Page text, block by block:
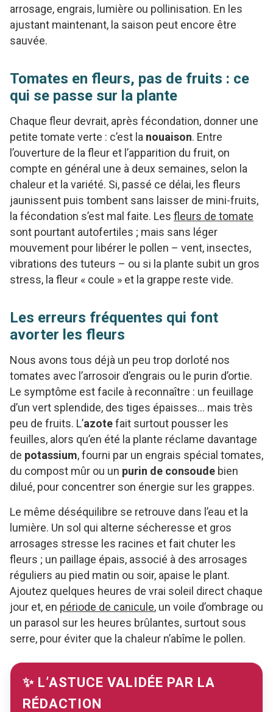
arrosage, engrais, lumière ou pollinisation. En les
ajustant maintenant, la saison peut encore être
sauvée.
Tomates en fleurs, pas de fruits : ce
qui se passe sur la plante
Chaque fleur devrait, après fécondation, donner une
petite tomate verte : c’est la nouaison. Entre
l’ouverture de la fleur et l’apparition du fruit, on
compte en général une à deux semaines, selon la
chaleur et la variété. Si, passé ce délai, les fleurs
jaunissent puis tombent sans laisser de mini-fruits,
la fécondation s’est mal faite. Les fleurs de tomate
sont pourtant autofertiles ; mais sans léger
mouvement pour libérer le pollen – vent, insectes,
vibrations des tuteurs – ou si la plante subit un gros
stress, la fleur « coule » et la grappe reste vide.
Les erreurs fréquentes qui font
avorter les fleurs
Nous avons tous déjà un peu trop dorloté nos
tomates avec l’arrosoir d’engrais ou le purin d’ortie.
Le symptôme est facile à reconnaître : un feuillage
d’un vert splendide, des tiges épaisses… mais très
peu de fruits. L’azotefait surtout pousser les
feuilles, alors qu’en été la plante réclame davantage
de potassium, fourni par un engrais spécial tomates,
du compost mûr ou un purin de consoude bien
dilué, pour concentrer son énergie sur les grappes.
Le même déséquilibre se retrouve dans l’eau et la
lumière. Un sol qui alterne sécheresse et gros
arrosages stresse les racines et fait chuter les
fleurs ; un paillage épais, associé à des arrosages
réguliers au pied matin ou soir, apaise le plant.
Ajoutez quelques heures de vrai soleil direct chaque
jour et, en période de canicule, un voile d’ombrage ou
un parasol sur les heures brûlantes, surtout sous
serre, pour éviter que la chaleur n’abîme le pollen.
✨ L’ASTUCE VALIDÉE PAR LA
RÉDACTION